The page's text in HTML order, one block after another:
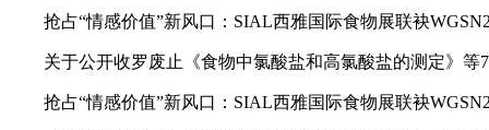
抢占“情感价值”新风口：SIAL西雅国际食物展联袂
关于公开收罗废止《食物中氯酸盐和高氯酸盐的测定》等
抢占“情感价值”新风口：SIAL西雅国际食物展联袂